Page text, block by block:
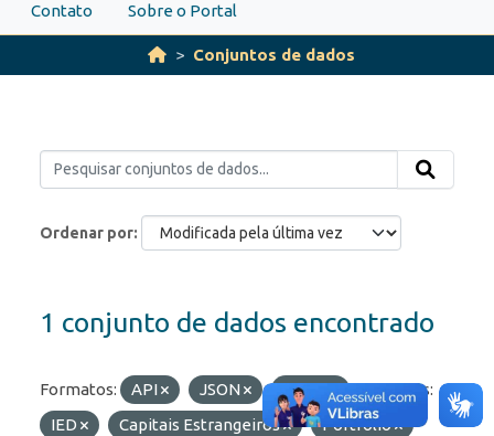
Contato Sobre o Portal
Conjuntos de dados
Ordenar por
1 conjunto de dados encontrado
Formatos: API JSON HTML
Etiquetas:
IED
Capitais Estrangeiros
Portfólio